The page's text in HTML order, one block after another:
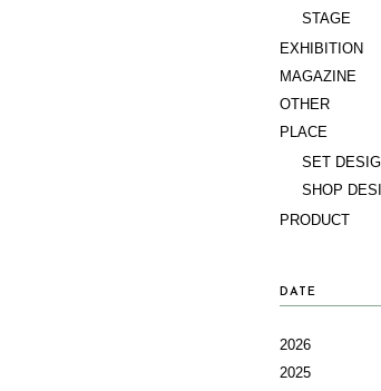
STAGE
EXHIBITION
MAGAZINE
OTHER
PLACE
SET
SHOP
PRODUCT
DATE
2026
2025